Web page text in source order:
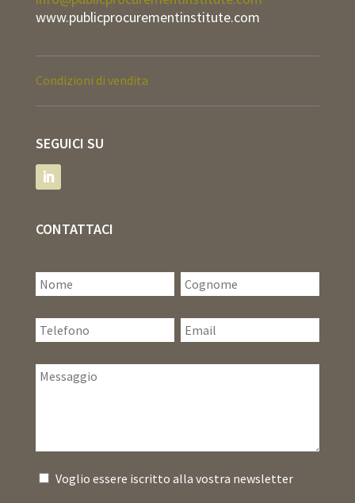
www.publicprocurementinstitute.com
Condizioni di vendita
SEGUICI SU
CONTATTACI
Voglio essere iscritto alla vostra newsletter